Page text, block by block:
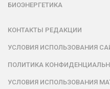
БИОЭНЕРГЕТИКА
КОНТАКТЫ РЕДАКЦИИ
УСЛОВИЯ ИСПОЛЬЗОВАНИЯ
ПОЛИТИКА
УСЛОВИЯ ИСПОЛЬЗОВАНИЯ